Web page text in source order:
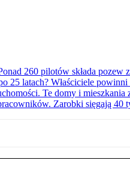
260 pilotów składa pozew
25 latach? Właściciele
Te domy i mieszkania
Zarobki sięgają 40